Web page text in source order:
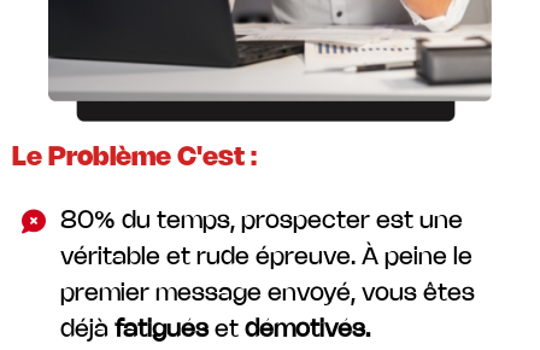
Le Problème C'est :
80% du temps, prospecter est une
véritable et rude épreuve. À peine le
premier message envoyé, vous êtes
déjà fatiguéset démotivés.